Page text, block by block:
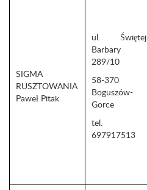
SIGMA
RUSZTOWANIA
Paweł Pitak
ul. Świętej
Barbary
289/10
58-370
Boguszów-
Gorce
tel.
697917513